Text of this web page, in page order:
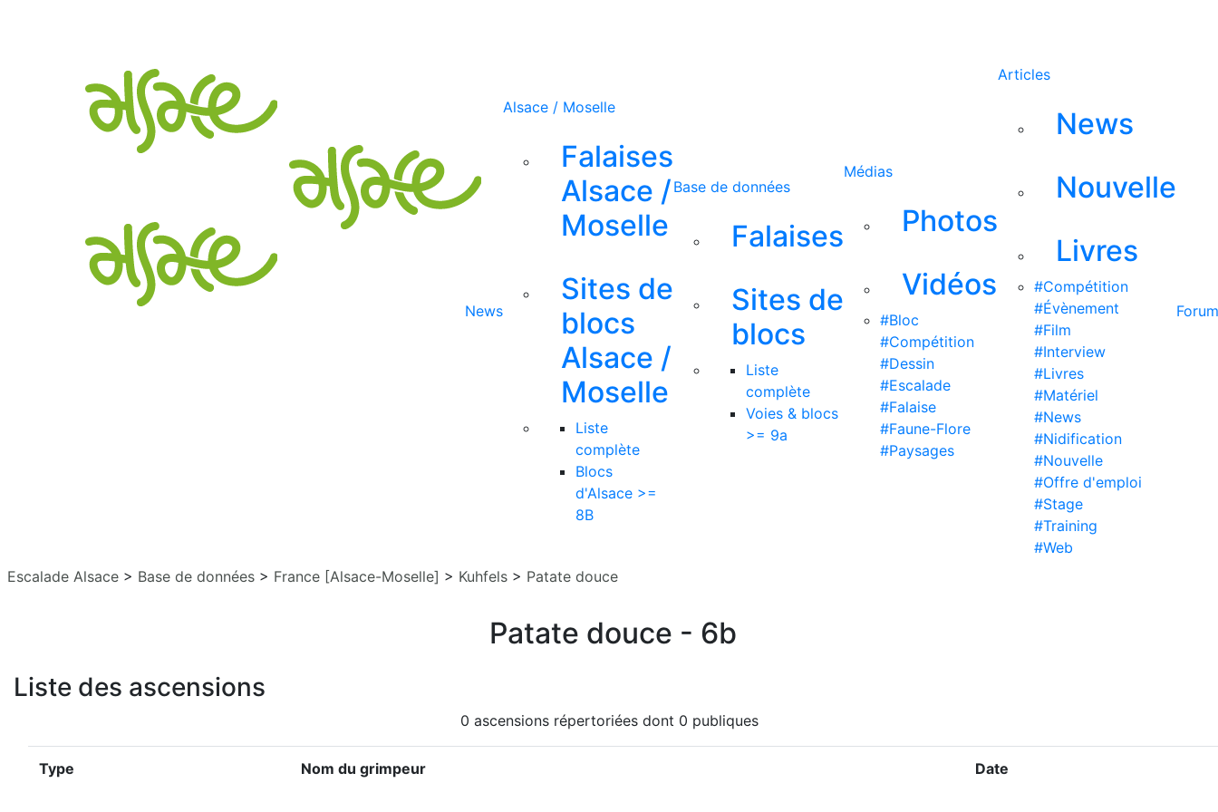
News
Alsace / Moselle
Falaises
Alsace /
Moselle
Sites de
blocs
Alsace /
Moselle
Liste
complète
Blocs
d'Alsace >=
8B
Base de données
Falaises
Sites de
blocs
Liste
complète
Voies & blocs
>= 9a
Médias
Photos
Vidéos
#Bloc
#Compétition
#Dessin
#Escalade
#Falaise
#Faune-Flore
#Paysages
Articles
News
Nouvelle
Livres
#Compétition
#Évènement
#Film
#Interview
#Livres
#Matériel
#News
#Nidification
#Nouvelle
#Offre d'emploi
#Stage
#Training
#Web
Forum
Escalade Alsace > Base de données > France [Alsace-Moselle] > Kuhfels > Patate douce
Patate douce - 6b
Liste des ascensions
0 ascensions répertoriées dont 0 publiques
Type Nom du grimpeur Date